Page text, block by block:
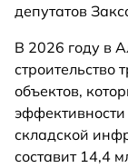
депутатов
В 2026 году в
строительство
объектов,
складской
составит 14,4